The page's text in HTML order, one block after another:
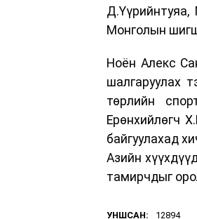
Монголын
Ноён Алекс
шалгаруулах
төрлийн
Ерөнхийлөгч
байгуулахад
Азийн
тамирчдыг
УНШСАН: 12894